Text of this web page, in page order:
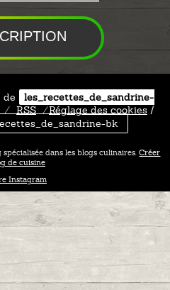
de
les_recettes_de_sandrine-
⁄ RSS ⁄Réglage des cookies /
bk
dans les blogs culinaires.Créer
de cuisine
Instagram